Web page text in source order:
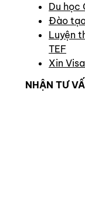
Du học
Đào
Luyện
TEF
Xin
NHẬN TƯ